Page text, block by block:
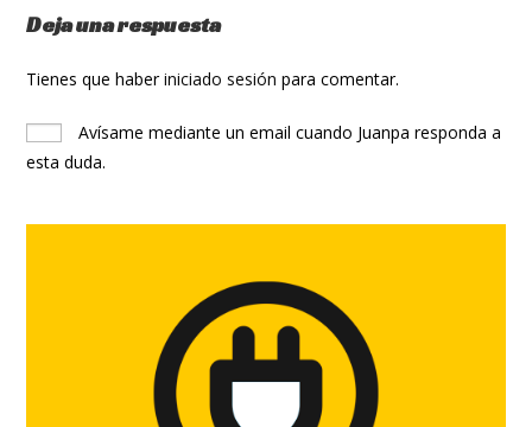
Deja una respuesta
Tienes que haberiniciado sesión para comentar.
Avísame mediante un email cuando Juanpa responda a
esta duda.